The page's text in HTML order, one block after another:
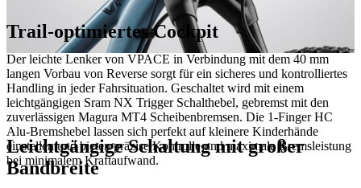
Trail-optimiertes Cockpit
Der leichte Lenker von VPACE in Verbindung mit dem 40 mm
langen Vorbau von Reverse sorgt für ein sicheres und kontrolliertes
Handling in jeder Fahrsituation. Geschaltet wird mit einem
leichtgängigen Sram NX Trigger Schalthebel, gebremst mit den
zuverlässigen Magura MT4 Scheibenbremsen. Die 1-Finger HC
Alu-Bremshebel lassen sich perfekt auf kleinere Kinderhände
einstellen und bieten präzise Kontrolle und maximale Bremsleistung
bei minimalem Kraftaufwand.
Leichtgängige Schaltung mit großer
Bandbreite